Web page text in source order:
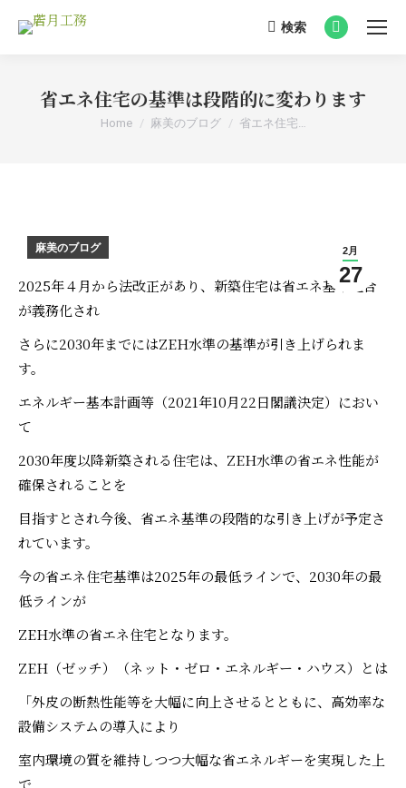
Search:
検索
Facebook
in
省エネ住宅の基準は段階的に変わります
You are here:
Home 麻美のブログ 省エネ住宅…
2月
27
麻美のブログ
2025年４月から法改正があり、新築住宅は省エネ基準適合
が義務化され
さらに2030年までにはZEH水準の基準が引き上げられま
す。
エネルギー基本計画等（2021年10月22日閣議決定）におい
て
2030年度以降新築される住宅は、ZEH水準の省エネ性能が
確保されることを
目指すとされ今後、省エネ基準の段階的な引き上げが予定さ
れています。
今の省エネ住宅基準は2025年の最低ラインで、2030年の最
低ラインが
ZEH水準の省エネ住宅となります。
ZEH（ゼッチ）（ネット・ゼロ・エネルギー・ハウス）とは
「外皮の断熱性能等を大幅に向上させるとともに、高効率な
設備システムの導入により
室内環境の質を維持しつつ大幅な省エネルギーを実現した上
で